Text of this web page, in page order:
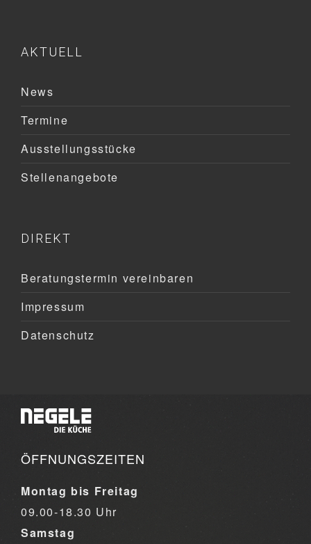
AKTUELL
News
Termine
Ausstellungsstücke
Stellenangebote
DIREKT
Beratungstermin vereinbaren
Impressum
Datenschutz
ÖFFNUNGSZEITEN
Montag bis Freitag
09.00-18.30 Uhr
Samstag